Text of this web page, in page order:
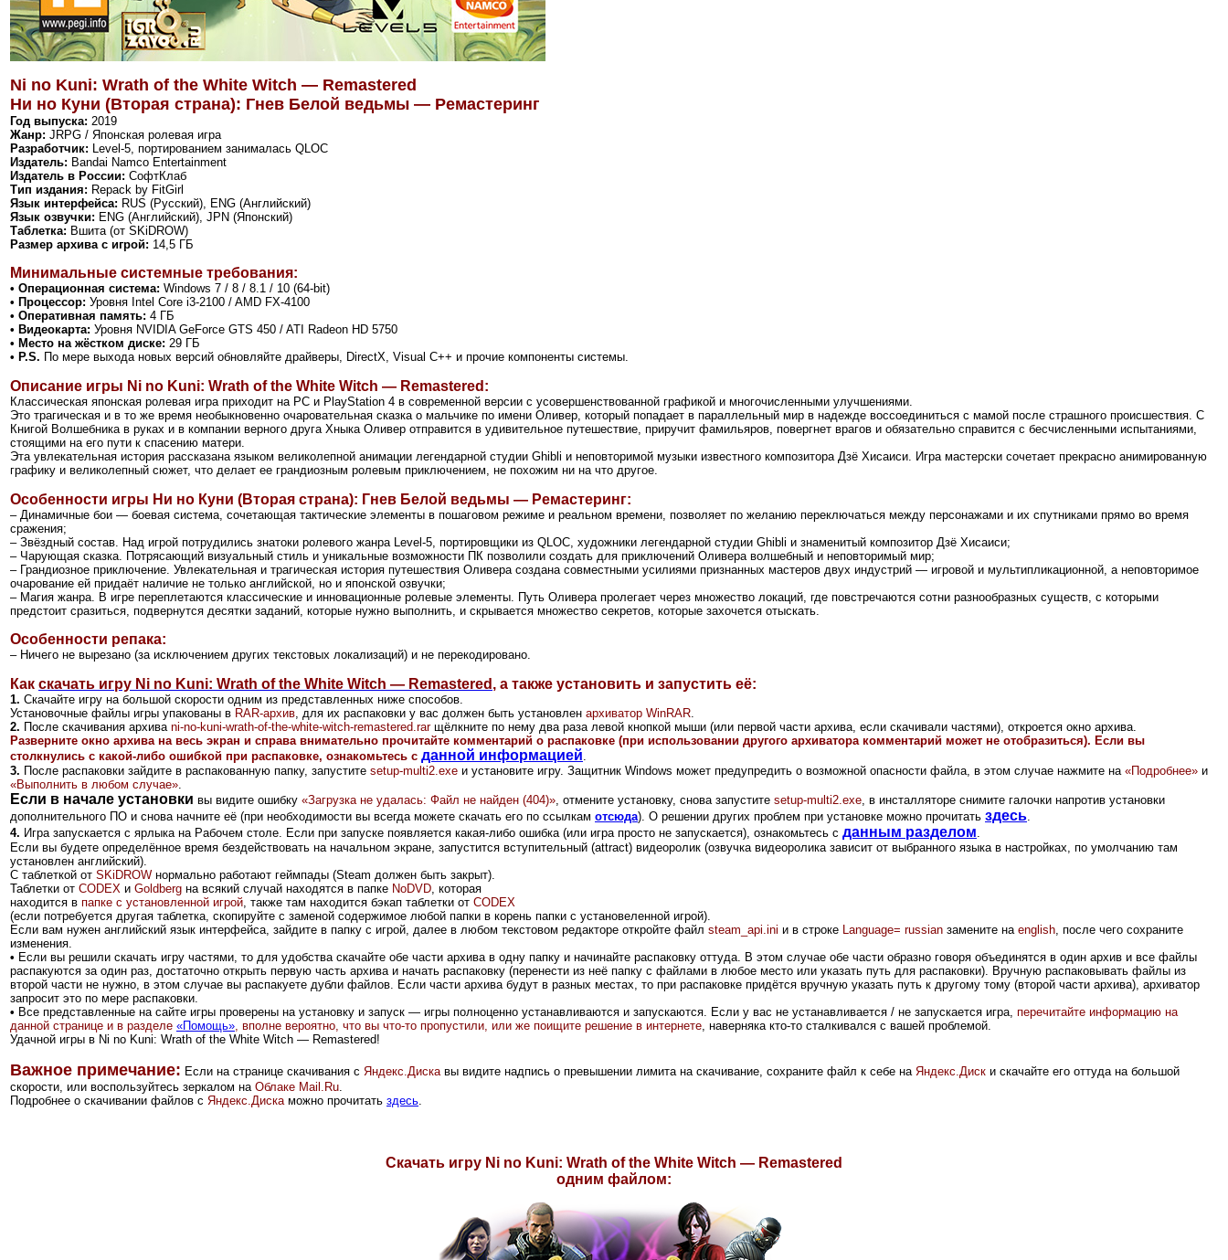
Ni no Kuni: Wrath of the White Witch — Remastered
Ни но Куни (Вторая страна): Гнев Белой ведьмы — Ремастеринг
Год выпуска: 2019
Жанр: JRPG / Японская ролевая игра
Разработчик: Level-5, портированием занималась QLOC
Издатель: Bandai Namco Entertainment
Издатель в России: СофтКлаб
Тип издания: Repack by FitGirl
Язык интерфейса: RUS (Русский), ENG (Английский)
Язык озвучки: ENG (Английский), JPN (Японский)
Таблетка: Вшита (от SKiDROW)
Размер архива с игрой: 14,5 ГБ
Минимальные системные требования:
• Операционная система: Windows 7 / 8 / 8.1 / 10 (64-bit)
• Процессор: Уровня Intel Core i3-2100 / AMD FX-4100
• Оперативная память: 4 ГБ
• Видеокарта: Уровня NVIDIA GeForce GTS 450 / ATI Radeon HD 5750
• Место на жёстком диске: 29 ГБ
• P.S. По мере выхода новых версий обновляйте драйверы, DirectX, Visual C++ и прочие компоненты системы.
Описание игры Ni no Kuni: Wrath of the White Witch — Remastered:
Классическая японская ролевая игра приходит на PC и PlayStation 4 в современной версии с усовершенствованной графикой и многочисленными улучшениями.
Это трагическая и в то же время необыкновенно очаровательная сказка о мальчике по имени Оливер, который попадает в параллельный мир в надежде воссоединиться с мамой после страшного происшествия. С
Книгой Волшебника в руках и в компании верного друга Хныка Оливер отправится в удивительное путешествие, приручит фамильяров, повергнет врагов и обязательно справится с бесчисленными испытаниями,
стоящими на его пути к спасению матери.
Эта увлекательная история рассказана языком великолепной анимации легендарной студии Ghibli и неповторимой музыки известного композитора Дзё Хисаиси. Игра мастерски сочетает прекрасно анимированную
графику и великолепный сюжет, что делает ее грандиозным ролевым приключением, не похожим ни на что другое.
Особенности игры Ни но Куни (Вторая страна): Гнев Белой ведьмы — Ремастеринг:
– Динамичные бои — боевая система, сочетающая тактические элементы в пошаговом режиме и реальном времени, позволяет по желанию переключаться между персонажами и их спутниками прямо во время
сражения;
– Звёздный состав. Над игрой потрудились знатоки ролевого жанра Level-5, портировщики из QLOC, художники легендарной студии Ghibli и знаменитый композитор Дзё Хисаиси;
– Чарующая сказка. Потрясающий визуальный стиль и уникальные возможности ПК позволили создать для приключений Оливера волшебный и неповторимый мир;
– Грандиозное приключение. Увлекательная и трагическая история путешествия Оливера создана совместными усилиями признанных мастеров двух индустрий — игровой и мультипликационной, а неповторимое
очарование ей придаёт наличие не только английской, но и японской озвучки;
– Магия жанра. В игре переплетаются классические и инновационные ролевые элементы. Путь Оливера пролегает через множество локаций, где повстречаются сотни разнообразных существ, с которыми
предстоит сразиться, подвернутся десятки заданий, которые нужно выполнить, и скрывается множество секретов, которые захочется отыскать.
Особенности репака:
– Ничего не вырезано (за исключением других текстовых локализаций) и не перекодировано.
Как скачать игру Ni no Kuni: Wrath of the White Witch — Remastered , а также установить и запустить её:
1. Скачайте игру на большой скорости одним из представленных ниже способов.
Установочные файлы игры упакованы в RAR-архив , для их распаковки у вас должен быть установлен архиватор WinRAR
2. После скачивания архива ni-no-kuni-wrath-of-the-white-witch-remastered.rar щёлкните по нему два раза левой кнопкой мыши (или первой части архива, если скачивали частями), откроется окно архива.
Разверните окно архива на весь экран и справа внимательно прочитайте комментарий о распаковке (при использовании другого архиватора комментарий может не отобразиться). Если вы
столкнулись с какой-либо ошибкой при распаковке, ознакомьтесь с данной информацией
3. После распаковки зайдите в распакованную папку, запустите setup-multi2.exe и установите игру. Защитник Windows может предупредить о возможной опасности файла, в этом случае нажмите на «Подробнее» и
«Выполнить в любом случае»
Если в начале установки вы видите ошибку «Загрузка не удалась: Файл не найден (404)» , отмените установку, снова запустите setup-multi2.exe в инсталляторе снимите галочки напротив установки
дополнительного ПО и снова начните её (при необходимости вы всегда можете скачать его по ссылкам отсюда). О решении других проблем при установке можно прочитать здесь
4. Игра запускается с ярлыка на Рабочем столе. Если при запуске появляется какая-либо ошибка (или игра просто не запускается), ознакомьтесь с данным разделом
Если вы будете определённое время бездействовать на начальном экране, запустится вступительный (attract) видеоролик (озвучка видеоролика зависит от выбранного языка в настройках, по умолчанию там
установлен английский).
С таблеткой от SKiDROW нормально работают геймпады (Steam должен быть закрыт).
Таблетки от CODEX и Goldberg на всякий случай находятся в папке NoDVD , которая
находится в папке с установленной игрой , также там находится бэкап таблетки от CODEX
(если потребуется другая таблетка, скопируйте с заменой содержимое любой папки в корень папки с установеленной игрой).
Если вам нужен английский язык интерфейса, зайдите в папку с игрой, далее в любом текстовом редакторе откройте файл steam_api.ini и в строке Language= russian замените на english , после чего сохраните
изменения.
• Если вы решили скачать игру частями, то для удобства скачайте обе части архива в одну папку и начинайте распаковку оттуда. В этом случае обе части образно говоря объединятся в один архив и все файлы
распакуются за один раз, достаточно открыть первую часть архива и начать распаковку (перенести из неё папку с файлами в любое место или указать путь для распаковки). Вручную распаковывать файлы из
второй части не нужно, в этом случае вы распакуете дубли файлов. Если части архива будут в разных местах, то при распаковке придётся вручную указать путь к другому тому (второй части архива), архиватор
запросит это по мере распаковки.
• Все представленные на сайте игры проверены на установку и запуск — игры полноценно устанавливаются и запускаются. Если у вас не устанавливается / не запускается игра, перечитайте информацию на
данной странице и в разделе «Помощь» , вполне вероятно, что вы что-то пропустили, или же поищите решение в интернете , наверняка кто-то сталкивался с вашей проблемой.
Удачной игры в Ni no Kuni: Wrath of the White Witch — Remastered!
Важное примечание: Если на странице скачивания с Яндекс.Диска вы видите надпись о превышении лимита на скачивание, сохраните файл к себе на Яндекс.Диск и скачайте его оттуда на большой
скорости, или воспользуйтесь зеркалом на Облаке Mail.Ru
Подробнее о скачивании файлов с Яндекс.Диска можно прочитать здесь
Скачать игру Ni no Kuni: Wrath of the White Witch — Remastered
одним файлом: